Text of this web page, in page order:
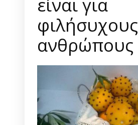
φιλήσυχους
ανθρώπους